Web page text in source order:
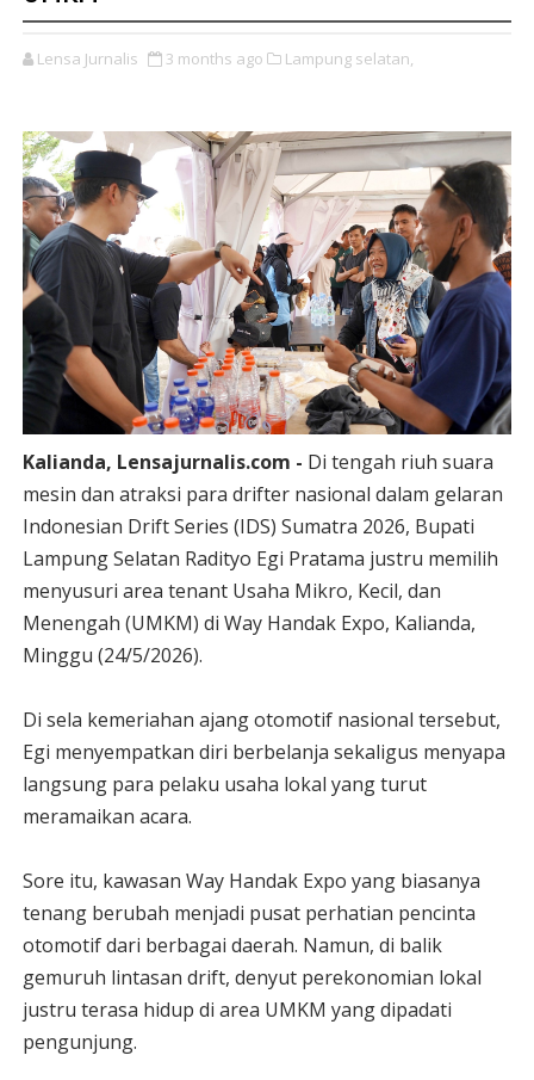
Lensa Jurnalis 3 months ago Lampung selatan,
Kalianda, Lensajurnalis.com - Di tengah riuh suara
mesin dan atraksi para drifter nasional dalam gelaran
Indonesian Drift Series (IDS) Sumatra 2026, Bupati
Lampung Selatan Radityo Egi Pratama justru memilih
menyusuri area tenant Usaha Mikro, Kecil, dan
Menengah (UMKM) di Way Handak Expo, Kalianda,
Minggu (24/5/2026).
Di sela kemeriahan ajang otomotif nasional tersebut,
Egi menyempatkan diri berbelanja sekaligus menyapa
langsung para pelaku usaha lokal yang turut
meramaikan acara.
Sore itu, kawasan Way Handak Expo yang biasanya
tenang berubah menjadi pusat perhatian pencinta
otomotif dari berbagai daerah. Namun, di balik
gemuruh lintasan drift, denyut perekonomian lokal
justru terasa hidup di area UMKM yang dipadati
pengunjung.